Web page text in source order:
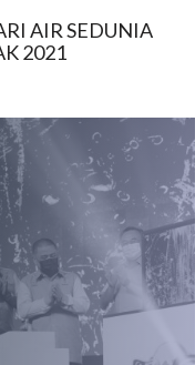
AIR SEDUNIA
2021